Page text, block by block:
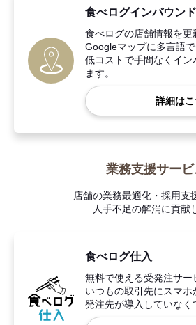
食べログインバウン
食べログの店舗情報を更
Googleマップに多言語で
低コストで手間なくイン
ます。
詳細は
業務支援サービ
店舗の業務最適化・採用支
人手不足の解消に貢献
食べログ仕入
無料で使える受発注サー
いつもの取引先にスマホ
発注先が導入していなく